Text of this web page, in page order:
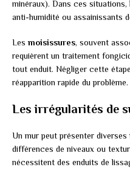
minéraux). Dans ces situations,
anti-humidité ou assainissants
Les moisissures, souvent
requièrent un traitement
tout enduit. Négliger cette
réapparition rapide du problème.
Les irrégularités de
Un mur peut présenter diverses
différences de niveaux ou
nécessitent des enduits de